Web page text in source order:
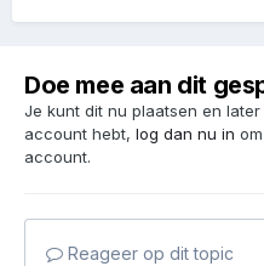
Doe mee aan dit
Je kunt dit nu plaatsen en
account hebt, log dan nu in
account.
Reageer op dit topic